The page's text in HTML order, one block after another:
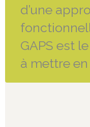
d’une
GAPS est
à mettre